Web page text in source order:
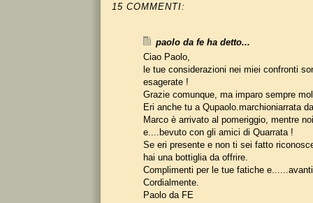
15 COMMENTI:
paolo da fe ha detto...
Ciao Paolo,
le tue considerazioni nei miei confronti
esagerate !
Grazie comunque, ma imparo sempre
Eri anche tu a Qupaolo.marchioniarrata
Marco è arrivato al pomeriggio, mentre
e....bevuto con gli amici di Quarrata !
Se eri presente e non ti sei fatto
hai una bottiglia da offrire.
Complimenti per le tue fatiche
Cordialmente.
Paolo da FE